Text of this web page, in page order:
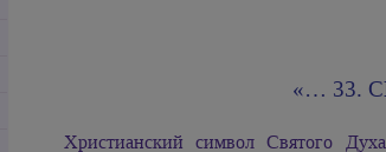
«… 33.
Христианский символ Святого